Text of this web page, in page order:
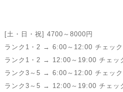
[土・日・祝] 4700～8000円
ランク1・2 → 6:00～12:00 チェッ
ランク1・2 → 12:00～19:00 チェッ
ランク3～5 → 6:00～12:00 チェッ
ランク3～5 → 12:00～19:00 チェッ